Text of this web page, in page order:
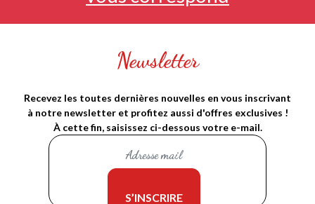
Newsletter
Recevez les toutes dernières nouvelles en vous inscrivant
à notre newsletter et profitez aussi d'offres exclusives !
À cette fin, saisissez ci-dessous votre e-mail.